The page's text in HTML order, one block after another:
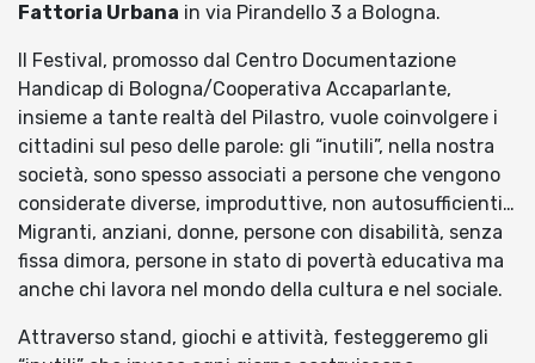
Fattoria Urbana in via Pirandello 3 a Bologna.
Il Festival, promosso dal Centro Documentazione
Handicap di Bologna/Cooperativa Accaparlante,
insieme a tante realtà del Pilastro, vuole coinvolgere i
cittadini sul peso delle parole: gli “inutili”, nella nostra
società, sono spesso associati a persone che vengono
considerate diverse, improduttive, non autosufficienti…
Migranti, anziani, donne, persone con disabilità, senza
fissa dimora, persone in stato di povertà educativa ma
anche chi lavora nel mondo della cultura e nel sociale.
Attraverso stand, giochi e attività, festeggeremo gli